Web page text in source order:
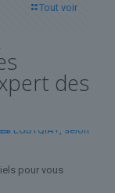
Tout voir
des
pour vous